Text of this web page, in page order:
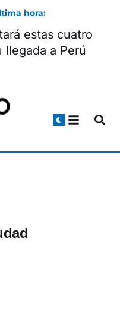
hora:
estas cuatro
llegada a Perú